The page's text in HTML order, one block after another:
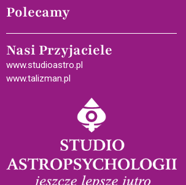
Polecamy
Nasi Przyjaciele
www.studioastro.pl
www.talizman.pl